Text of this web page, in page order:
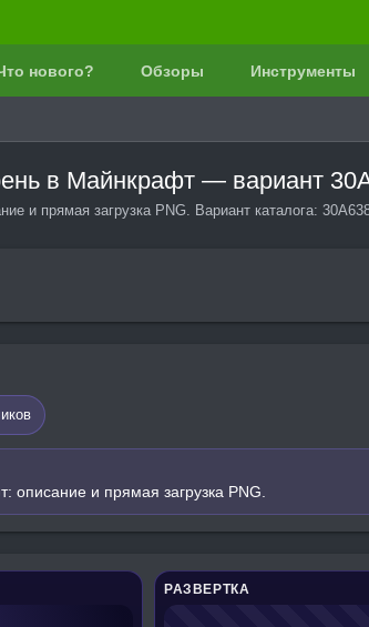
нового? Обзоры Инструменты
в Майнкрафт — вариант
и прямая загрузка PNG. Вариант каталога:
и прямая загрузка PNG.
РАЗВЕРТКА